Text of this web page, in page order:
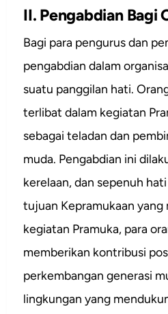
II. Pengabdian Bagi
Bagi para pengurus dan
pengabdian dalam
suatu panggilan hati.
terlibat dalam kegiatan
sebagai teladan dan
muda. Pengabdian ini
kerelaan, dan sepenuh
tujuan Kepramukaan yang
kegiatan Pramuka, para
memberikan kontribusi
perkembangan generasi
lingkungan yang